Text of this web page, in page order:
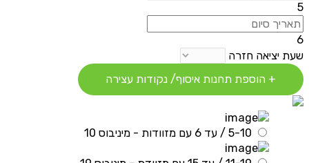
5
6
שעת יציאה חזרה
+ הוספת תחנות איסוף/ נקודות עצירה
5-10 / עד 6 עם מזוודות - מיניבוס 10